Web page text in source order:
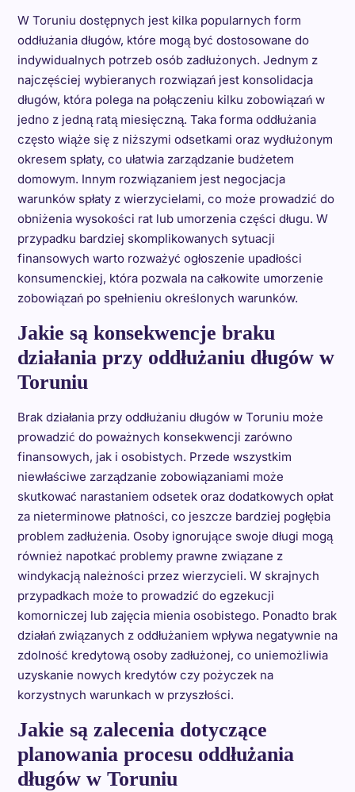
W Toruniu dostępnych jest kilka popularnych form
oddłużania długów, które mogą być dostosowane do
indywidualnych potrzeb osób zadłużonych. Jednym z
najczęściej wybieranych rozwiązań jest konsolidacja
długów, która polega na połączeniu kilku zobowiązań w
jedno z jedną ratą miesięczną. Taka forma oddłużania
często wiąże się z niższymi odsetkami oraz wydłużonym
okresem spłaty, co ułatwia zarządzanie budżetem
domowym. Innym rozwiązaniem jest negocjacja
warunków spłaty z wierzycielami, co może prowadzić do
obniżenia wysokości rat lub umorzenia części długu. W
przypadku bardziej skomplikowanych sytuacji
finansowych warto rozważyć ogłoszenie upadłości
konsumenckiej, która pozwala na całkowite umorzenie
zobowiązań po spełnieniu określonych warunków.
Jakie są konsekwencje braku
działania przy oddłużaniu długów w
Toruniu
Brak działania przy oddłużaniu długów w Toruniu może
prowadzić do poważnych konsekwencji zarówno
finansowych, jak i osobistych. Przede wszystkim
niewłaściwe zarządzanie zobowiązaniami może
skutkować narastaniem odsetek oraz dodatkowych opłat
za nieterminowe płatności, co jeszcze bardziej pogłębia
problem zadłużenia. Osoby ignorujące swoje długi mogą
również napotkać problemy prawne związane z
windykacją należności przez wierzycieli. W skrajnych
przypadkach może to prowadzić do egzekucji
komorniczej lub zajęcia mienia osobistego. Ponadto brak
działań związanych z oddłużaniem wpływa negatywnie na
zdolność kredytową osoby zadłużonej, co uniemożliwia
uzyskanie nowych kredytów czy pożyczek na
korzystnych warunkach w przyszłości.
Jakie są zalecenia dotyczące
planowania procesu oddłużania
długów w Toruniu